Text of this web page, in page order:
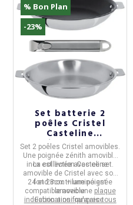
% Bon Plan
-23%
Set batterie 2
poêles Cristel
Casteline
amovibles 24 28cm
Set 2 poêles Cristel amovibles.
Une poignée zénith amovible
inox est livrée avec ce set.
La collectionCasteline
amovible de Cristel avec son
fond inox trilaminé est
compatible avec une plaque
induction ainsi qu'avec tous
24 et 28cm + une poignée
amovible
Fabrication française